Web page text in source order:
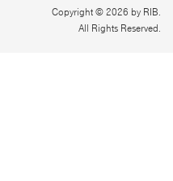
Copyright © 2026 by RIB.
All Rights Reserved.